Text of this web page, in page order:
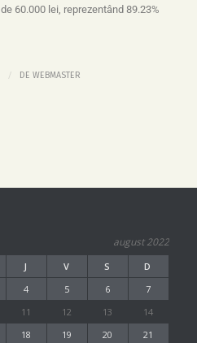
60.000 lei, reprezentând 89.23%
/ DE WEBMASTER
august 2022
J V S
D
4 5 6
7
11 12 13
14
18 19 20
21